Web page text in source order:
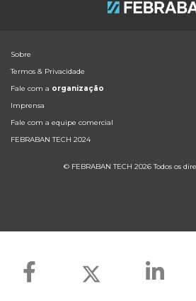
Sobre
Termos & Privacidade
Fale com a organização
Imprensa
Fale com a equipe comercial
FEBRABAN TECH 2024
© FEBRABAN TECH 2026 Todos os